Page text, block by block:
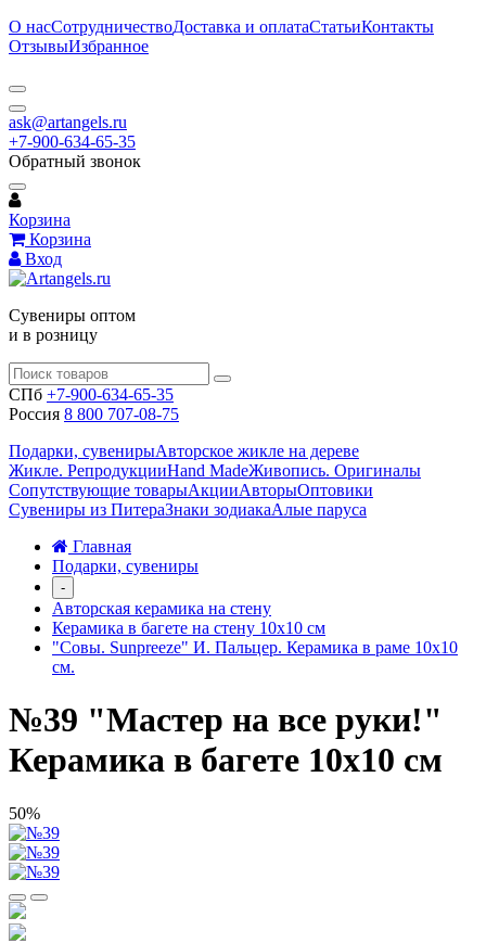
О насСотрудничествоДоставка и оплатаСтатьиКонтакты
ОтзывыИзбранное
ask@artangels.ru
+7-900-634-65-35
Обратный звонок
Корзина
Корзина
Вход
Сувениры оптом
и в розницу
СПб +7-900-634-65-35
Россия 8 800 707-08-75
Подарки, сувенирыАвторское жикле на дереве
Жикле. РепродукцииHand MadeЖивопись. Оригиналы
Сопутствующие товарыАкцииАвторыОптовики
Сувениры из ПитераЗнаки зодиакаАлые паруса
Главная
Подарки, сувениры
-
Авторская керамика на стену
Керамика в багете на стену 10х10 см
"Совы. Sunpreeze" И. Пальцер. Керамика в раме 10х10
см.
№39 "Мастер на все руки!"
Керамика в багете 10х10 см
50%